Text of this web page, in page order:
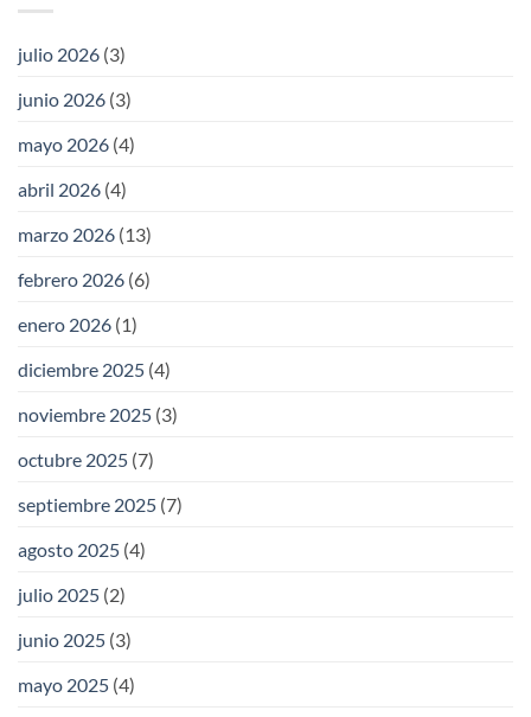
julio 2026 (3)
junio 2026 (3)
mayo 2026 (4)
abril 2026 (4)
marzo 2026 (13)
febrero 2026 (6)
enero 2026 (1)
diciembre 2025 (4)
noviembre 2025 (3)
octubre 2025 (7)
septiembre 2025 (7)
agosto 2025 (4)
julio 2025 (2)
junio 2025 (3)
mayo 2025 (4)